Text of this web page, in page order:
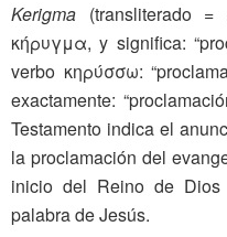
Kerigma (transliterado =
κήρυγμα, y significa:
verbo κηρύσσω:
exactamente:
Testamento indica el
la proclamación del
inicio del Reino de
palabra de Jesús.